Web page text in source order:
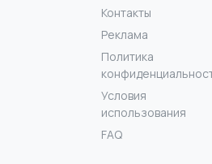
Контакты
Реклама
Политика
Условия
использования
FAQ